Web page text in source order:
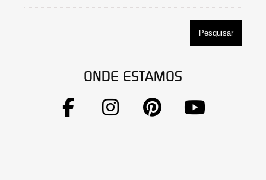
Pesquisar
ONDE ESTAMOS